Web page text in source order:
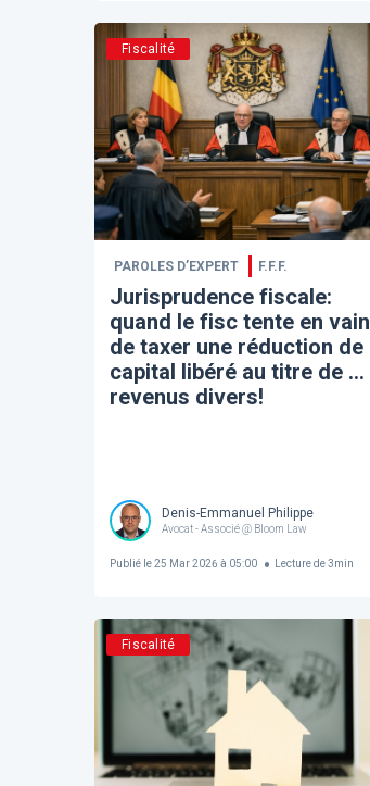
Fiscalité
PAROLES D’EXPERT F.F.F.
Jurisprudence fiscale:
quand le fisc tente en vain
de taxer une réduction de
capital libéré au titre de ...
revenus divers!
Denis-Emmanuel Philippe
Avocat - Associé @ Bloom Law
Publié le25 Mar 2026 à 05:00 Lecture de3min
Fiscalité